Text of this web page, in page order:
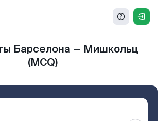
Барселона — Мишкольц
(MCQ)